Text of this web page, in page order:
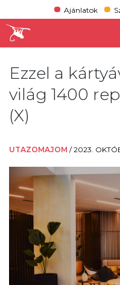
Ajánlatok
Ezzel a
világ 1400
(X)
UTAZOMAJOM /2023.